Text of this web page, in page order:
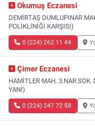
Okumuş Eczanesi
DEMİRTAŞ DUMLUPINAR
POLİKLİNİĞİ KARŞISI)
0 (224) 262 11 44
Çimer Eczanesi
HAMİTLER MAH. 3.NAR SOK.
YANI)
0 (224) 247 72 58